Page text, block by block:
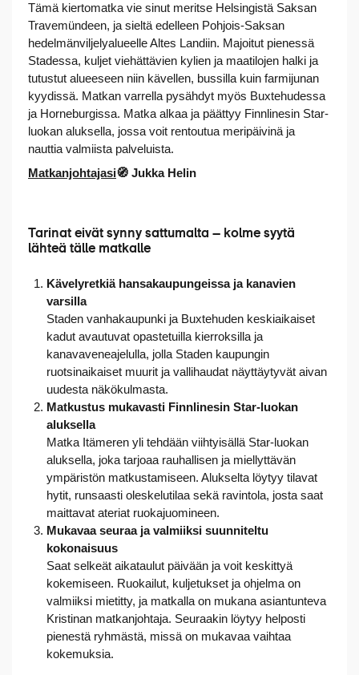
Tämä kiertomatka vie sinut meritse Helsingistä Saksan
Travemündeen, ja sieltä edelleen Pohjois-Saksan
hedelmänviljelyalueelle Altes Landiin. Majoitut pienessä
Stadessa, kuljet viehättävien kylien ja maatilojen halki ja
tutustut alueeseen niin kävellen, bussilla kuin farmijunan
kyydissä. Matkan varrella pysähdyt myös Buxtehudessa
ja Horneburgissa. Matka alkaa ja päättyy Finnlinesin Star-
luokan aluksella, jossa voit rentoutua meripäivinä ja
nauttia valmiista palveluista.
Matkanjohtajasi🧭 Jukka Helin
Tarinat eivät synny sattumalta – kolme syytä
lähteä tälle matkalle
Kävelyretkiä hansakaupungeissa ja kanavien
varsilla
Staden vanhakaupunki ja Buxtehuden keskiaikaiset
kadut avautuvat opastetuilla kierroksilla ja
kanavaveneajelulla, jolla Staden kaupungin
ruotsinaikaiset muurit ja vallihaudat näyttäytyvät aivan
uudesta näkökulmasta.
Matkustus mukavasti Finnlinesin Star-luokan
aluksella
Matka Itämeren yli tehdään viihtyisällä Star-luokan
aluksella, joka tarjoaa rauhallisen ja miellyttävän
ympäristön matkustamiseen. Alukselta löytyy tilavat
hytit, runsaasti oleskelutilaa sekä ravintola, josta saat
maittavat ateriat ruokajuomineen.
Mukavaa seuraa ja valmiiksi suunniteltu
kokonaisuus
Saat selkeät aikataulut päivään ja voit keskittyä
kokemiseen. Ruokailut, kuljetukset ja ohjelma on
valmiiksi mietitty, ja matkalla on mukana asiantunteva
Kristinan matkanjohtaja. Seuraakin löytyy helposti
pienestä ryhmästä, missä on mukavaa vaihtaa
kokemuksia.